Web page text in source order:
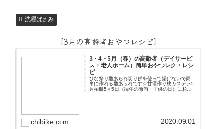
洗濯ばさみ
【3月の高齢者おやつレシピ】
3・4・5月（春）の高齢者（デイサービ
ス・老人ホーム）簡単おやつレク・レシ
ピ
ひな祭り雛あられ切り餅を使って揚げないで簡
単に作れる雛あられです☆甘酒作り桃カステラ5
月柏餅5月5日（端午の節句・子供の日）に柏餅
chibiike.com 2020.09.01